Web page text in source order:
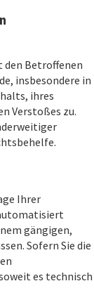
den Betroffenen
insbesondere in
ihres
Verstoßes zu.
Ihrer
gängigen,
Sofern Sie die
es technisch